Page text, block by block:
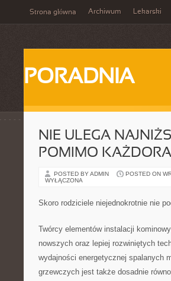
Strona główna Archiwum Lekarski
PORADNIA
NIE ULEGA
POMIMO
POSTED BY ADMIN POSTED ON
WYŁĄCZONA
Skoro rodziciele niejednokrotnie nie
Twórcy elementów instalacji
nowszych oraz lepiej rozwiniętych
wydajności energetycznej spalanych
grzewczych jest także dosadnie